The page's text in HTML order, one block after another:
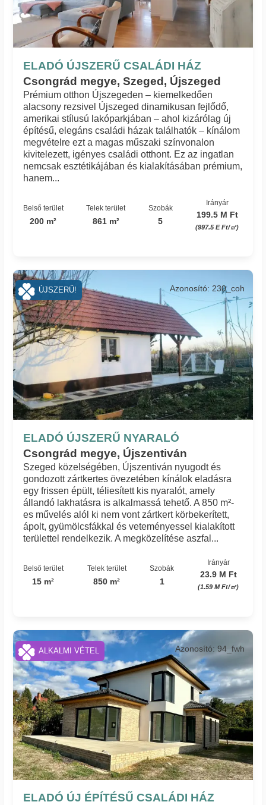
ELADÓ ÚJSZERŰ CSALÁDI HÁZ
Csongrád megye, Szeged, Újszeged
Prémium otthon Újszegeden – kiemelkedően
alacsony rezsivel Újszeged dinamikusan fejlődő,
amerikai stílusú lakóparkjában – ahol kizárólag új
építésű, elegáns családi házak találhatók – kínálom
megvételre ezt a magas műszaki színvonalon
kivitelezett, igényes családi otthont. Ez az ingatlan
nemcsak esztétikájában és kialakításában prémium,
hanem...
Belső terület
200 m²
Telek terület
861 m²
Szobák
5
Irányár
199.5 M Ft
(997.5 E Ft/㎡)
ELADÓ ÚJSZERŰ NYARALÓ
Csongrád megye, Újszentiván
Azonosító: 230_coh
Szeged közelségében, Újszentiván nyugodt és
gondozott zártkertes övezetében kínálok eladásra
egy frissen épült, téliesített kis nyaralót, amely
állandó lakhatásra is alkalmassá tehető. A 850 m²-
es művelés alól ki nem vont zártkert körbekerített,
ápolt, gyümölcsfákkal és veteményessel kialakított
területtel rendelkezik. A megközelítése aszfal...
Belső terület
15 m²
Telek terület
850 m²
Szobák
1
Irányár
23.9 M Ft
(1.59 M Ft/㎡)
ÚJSZERŰ!
ELADÓ ÚJ ÉPÍTÉSŰ CSALÁDI HÁZ
Azonosító: 94_fwh
ALKALMI VÉTEL